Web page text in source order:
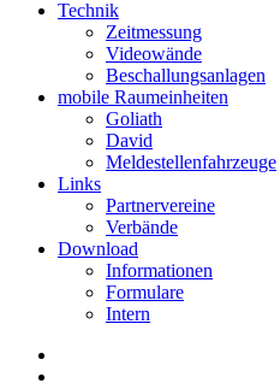
Technik
Zeitmessung
Videowände
Beschallungsanlagen
mobile Raumeinheiten
Goliath
David
Meldestellenfahrzeuge
Links
Partnervereine
Verbände
Download
Informationen
Formulare
Intern